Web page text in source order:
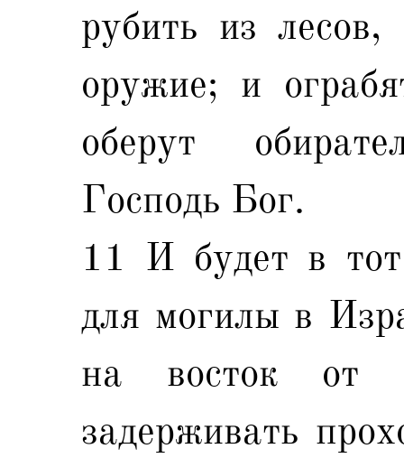
рубить из
оружие; и
оберут
Господь Бог.
11 И будет в
для могилы в
на восток от
задерживать